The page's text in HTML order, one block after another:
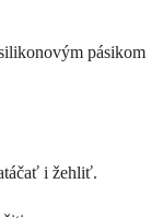
pásikom
i žehliť.